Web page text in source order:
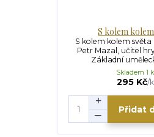
S kolem
S kolem kolem světa
Petr Mazal, učitel
Základní
295 Kč/
Skladem 1
Přidat